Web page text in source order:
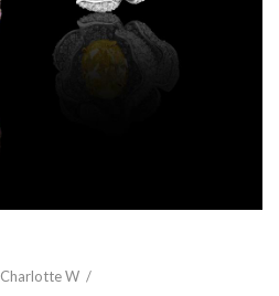
Charlotte W /